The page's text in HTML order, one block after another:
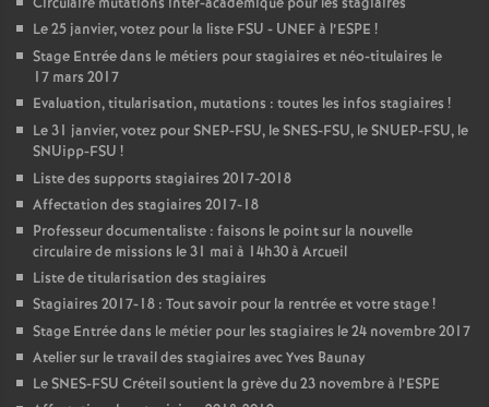
Le 25 janvier, votez pour la liste FSU - UNEFà l’ESPE !
Stage Entrée dans le métiers pour stagiaires et néo-titulaires le
17 mars 2017
Evaluation, titularisation, mutations : toutes les infos stagiaires !
Le 31 janvier, votez pourSNEP-FSU, leSNES-FSU, leSNUEP-FSU, le
SNUipp-FSU !
Liste des supports stagiaires 2017-2018
Affectation des stagiaires 2017-18
Professeur documentaliste : faisons le point sur la nouvelle
circulaire de missions le 31 mai à 14h30 à Arcueil
Liste de titularisation des stagiaires
Stagiaires 2017-18 : Tout savoir pour la rentrée et votre stage!
Stage Entrée dans le métier pour les stagiaires le 24 novembre 2017
Atelier sur le travail des stagiaires avec Yves Baunay
LeSNES-FSU Créteil soutient la grève du 23 novembre à l’ESPE